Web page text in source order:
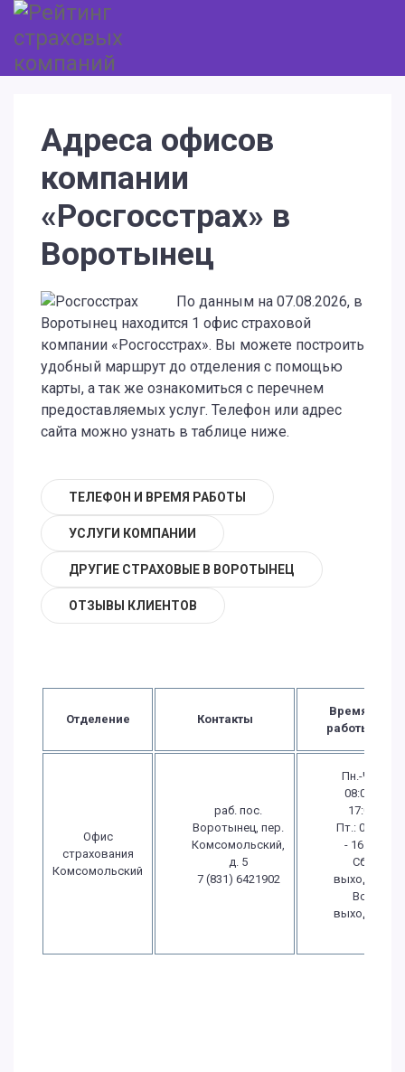
Адреса офисов
компании
«Росгосстрах» в
Воротынец
По данным на 07.08.2026, в
Воротынец находится 1 офис страховой
компании «Росгосстрах». Вы можете построить
удобный маршрут до отделения с помощью
карты, а так же ознакомиться с перечнем
предоставляемых услуг. Телефон или адрес
сайта можно узнать в таблице ниже.
ТЕЛЕФОН И ВРЕМЯ РАБОТЫ
УСЛУГИ КОМПАНИИ
ДРУГИЕ СТРАХОВЫЕ В ВОРОТЫНЕЦ
ОТЗЫВЫ КЛИЕНТОВ
Отделение Контакты
Время
работы
Офис
страхования
Комсомольский
раб. пос.
Воротынец, пер.
Комсомольский,
д. 5
7 (831) 6421902
Пн.-Чт.:
08:00 -
17:00
Пт.: 08:00
- 16:00
Сб.:
выходной
Вс.:
выходной